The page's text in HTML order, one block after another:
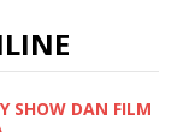
SHOW DAN FILM